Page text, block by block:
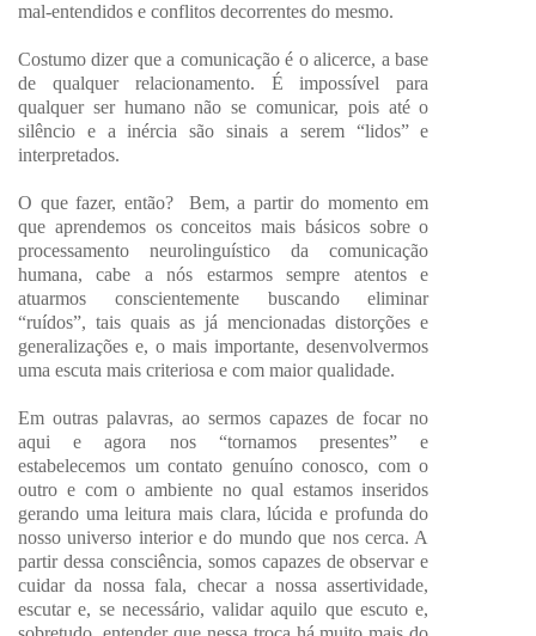
mal-entendidos e conflitos decorrentes do mesmo.
Costumo dizer que a comunicação é o alicerce, a base
de qualquer relacionamento. É impossível para
qualquer ser humano não se comunicar, pois até o
silêncio e a inércia são sinais a serem “lidos” e
interpretados.
O que fazer, então? Bem, a partir do momento em
que aprendemos os conceitos mais básicos sobre o
processamento neurolinguístico da comunicação
humana, cabe a nós estarmos sempre atentos e
atuarmos conscientemente buscando eliminar
“ruídos”, tais quais as já mencionadas distorções e
generalizações e, o mais importante, desenvolvermos
uma escuta mais criteriosa e com maior qualidade.
Em outras palavras, ao sermos capazes de focar no
aqui e agora nos “tornamos presentes” e
estabelecemos um contato genuíno conosco, com o
outro e com o ambiente no qual estamos inseridos
gerando uma leitura mais clara, lúcida e profunda do
nosso universo interior e do mundo que nos cerca. A
partir dessa consciência, somos capazes de observar e
cuidar da nossa fala, checar a nossa assertividade,
escutar e, se necessário, validar aquilo que escuto e,